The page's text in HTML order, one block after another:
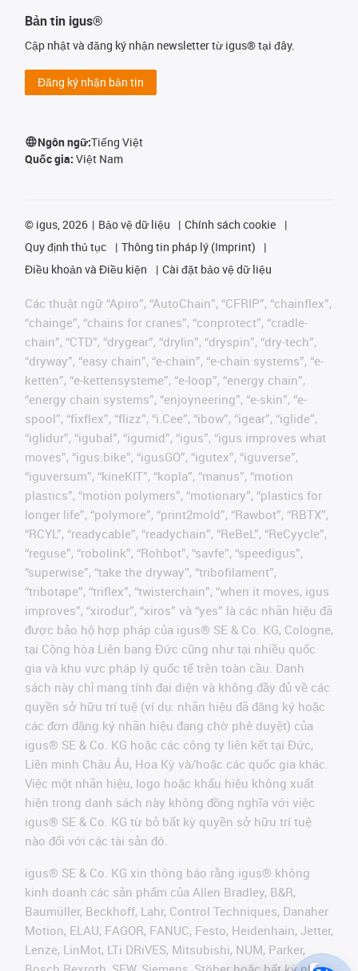
Bản tin igus®
Cập nhật và đăng ký nhận newsletter từ igus® tại đây.
Đăng ký nhận bản tin
Ngôn ngữ:Tiếng Việt
Quốc gia: Việt Nam
© igus, 2026 Bảo vệ dữ liệu
Chính sách cookie
Quy định thủ tục
Thông tin pháp lý (Imprint)
Điều khoản và Điều kiện
Cài đặt bảo vệ dữ liệu
Các thuật ngữ “Apiro”, “AutoChain”, “CFRIP”, “chainflex”,
“chainge”, “chains for cranes”, “conprotect”, “cradle-
chain”, “CTD”, “drygear”, “drylin”, “dryspin”, “dry-tech”,
“dryway”, “easy chain”, “e-chain”, “e-chain systems”, “e-
ketten”, “e-kettensysteme”, “e-loop”, “energy chain”,
“energy chain systems”, “enjoyneering”, “e-skin”, “e-
spool”, “fixflex”, “flizz”, “i.Cee”, “ibow”, “igear”, “iglide”,
“iglidur”, “igubal”, “igumid”, “igus”, “igus improves what
moves”, “igus:bike”, “igusGO”, “igutex”, “iguverse”,
“iguversum”, “kineKIT”, “kopla”, “manus”, “motion
plastics”, “motion polymers”, “motionary”, “plastics for
longer life”, “polymore”, “print2mold”, “Rawbot”, “RBTX”,
“RCYL”, “readycable”, “readychain”, “ReBeL”, “ReCyycle”,
“reguse”, “robolink”, “Rohbot”, “savfe”, “speedigus”,
“superwise”, “take the dryway”, “tribofilament”,
“tribotape”, “triflex”, “twisterchain”, “when it moves, igus
improves”, “xirodur”, “xiros” và “yes” là các nhãn hiệu đã
được bảo hộ hợp pháp của igus® SE & Co. KG, Cologne,
tại Cộng hòa Liên bang Đức cũng như tại nhiều quốc
gia và khu vực pháp lý quốc tế trên toàn cầu. Danh
sách này chỉ mang tính đại diện và không đầy đủ về các
quyền sở hữu trí tuệ (ví dụ: nhãn hiệu đã đăng ký hoặc
các đơn đăng ký nhãn hiệu đang chờ phê duyệt) của
igus® SE & Co. KG hoặc các công ty liên kết tại Đức,
Liên minh Châu Âu, Hoa Kỳ và/hoặc các quốc gia khác.
Việc một nhãn hiệu, logo hoặc khẩu hiệu không xuất
hiện trong danh sách này không đồng nghĩa với việc
igus® SE & Co. KG từ bỏ bất kỳ quyền sở hữu trí tuệ
nào đối với các tài sản đó.
igus® SE & Co. KG xin thông báo rằng igus® không
kinh doanh các sản phẩm của Allen Bradley, B&R,
Baumüller, Beckhoff, Lahr, Control Techniques, Danaher
Motion, ELAU, FAGOR, FANUC, Festo, Heidenhain, Jetter,
Lenze, LinMot, LTi DRiVES, Mitsubishi, NUM, Parker,